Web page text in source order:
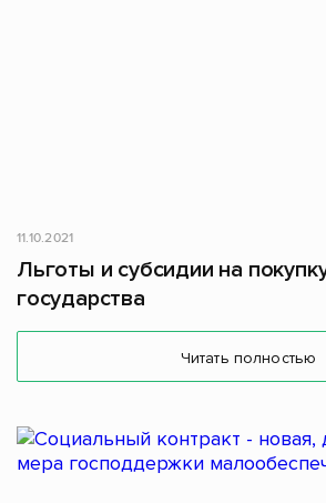
11.10.2021
Льготы и субсидии на
государства
Читать полностью